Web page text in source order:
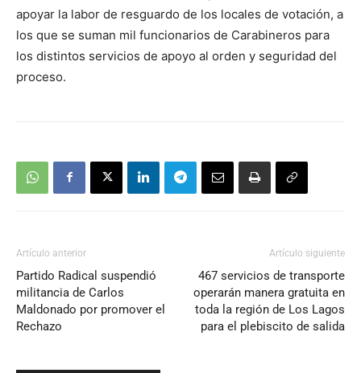
apoyar la labor de resguardo de los locales de votación, a
los que se suman mil funcionarios de Carabineros para
los distintos servicios de apoyo al orden y seguridad del
proceso.
Artículo anterior
Partido Radical suspendió
militancia de Carlos
Maldonado por promover el
Rechazo
Artículo siguiente
467 servicios de transporte
operarán manera gratuita en
toda la región de Los Lagos
para el plebiscito de salida